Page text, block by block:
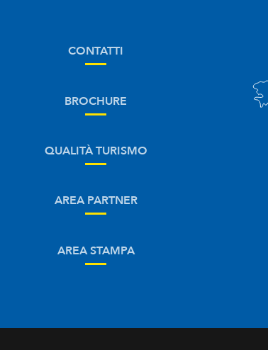
CONTATTI
BROCHURE
QUALITÀ TURISMO
AREA PARTNER
AREA STAMPA